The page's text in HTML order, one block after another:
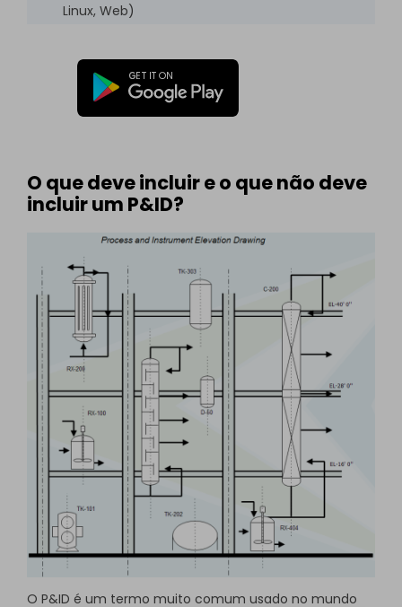
Linux, Web)
O que deve incluir e o que não deve
incluir um P&ID?
O P&ID é um termo muito comum usado no mundo